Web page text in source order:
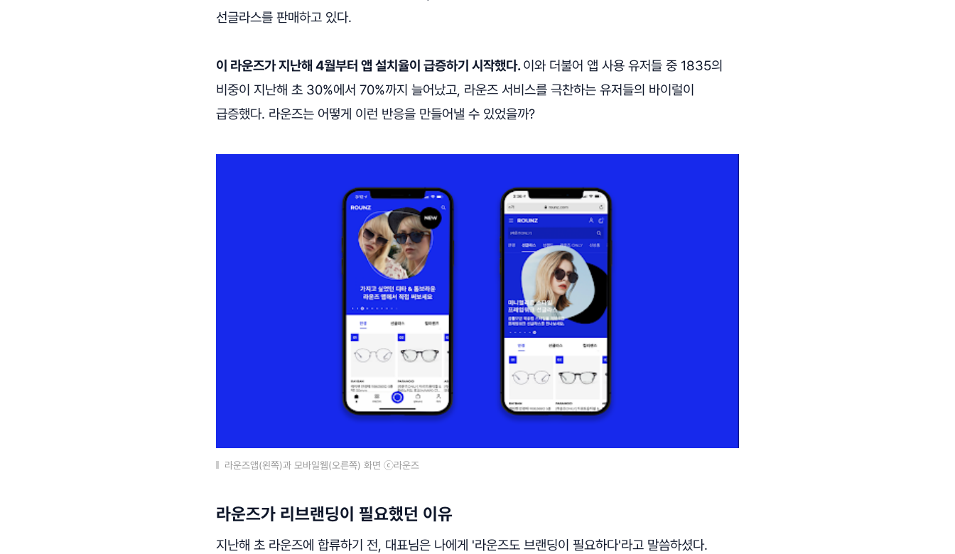
선글라스를 판매하고 있다.
이 라운즈가 지난해 4월부터 앱 설치율이 급증하기 시작했다.이와 더불어 앱 사용 유저들 중 1835의
비중이 지난해 초 30%에서 70%까지 늘어났고, 라운즈 서비스를 극찬하는 유저들의 바이럴이
급증했다. 라운즈는 어떻게 이런 반응을 만들어낼 수 있었을까?
라운즈앱(왼쪽)과 모바일웹(오른쪽) 화면 ⓒ라운즈
라운즈가 리브랜딩이 필요했던 이유
지난해 초 라운즈에 합류하기 전, 대표님은 나에게 '라운즈도 브랜딩이 필요하다'라고 말씀하셨다.